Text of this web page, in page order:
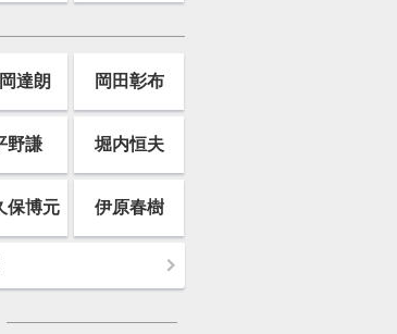
達朗 岡田彰布
野謙 堀内恒夫
保博元 伊原春樹